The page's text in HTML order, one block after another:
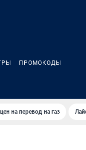
ПРОМОКОДЫ
на перевод на газ